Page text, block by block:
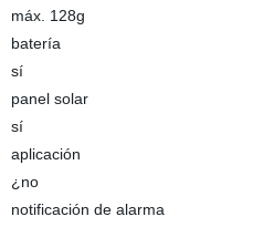
máx. 128g
batería
sí
panel solar
sí
aplicación
¿no
notificación de alarma